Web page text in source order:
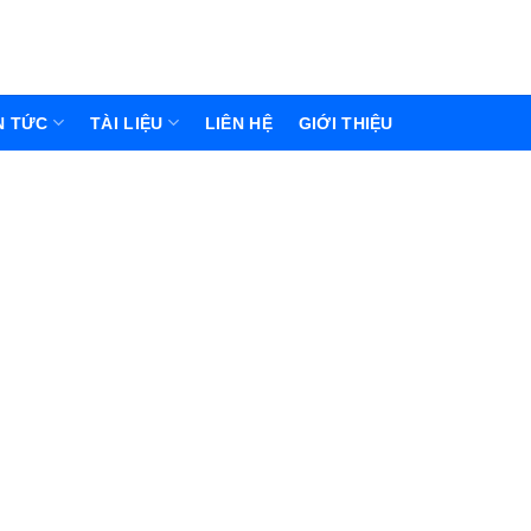
TỨC TÀI LIỆU LIÊN HỆ GIỚI THIỆU